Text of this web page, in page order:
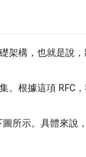
架構，也就是說
。根據這項 RFC
所示。具體來說，